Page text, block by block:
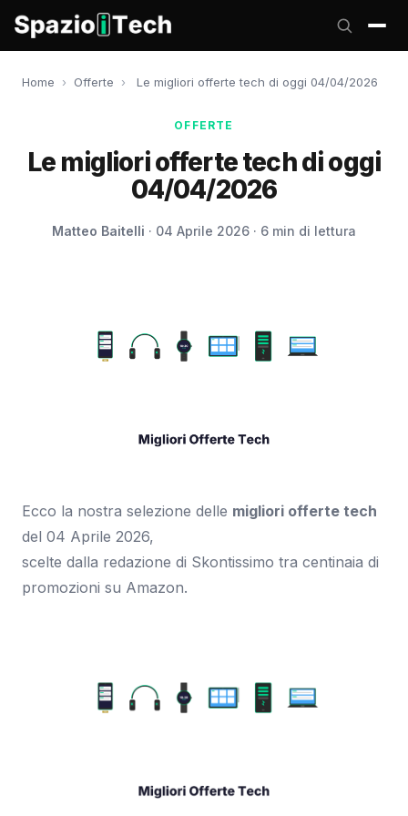
Home › Offerte › Le migliori offerte tech di oggi 04/04/2026
OFFERTE
Le migliori offerte tech di oggi
04/04/2026
Matteo Baitelli · 04 Aprile 2026 · 6 min di lettura
Ecco la nostra selezione delle migliori offerte tech
del 04 Aprile 2026,
scelte dalla redazione di Skontissimo tra centinaia di
promozioni su Amazon.